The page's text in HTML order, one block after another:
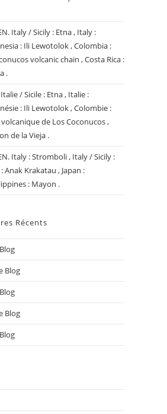
Italy / Sicily : Etna , Italy :
: Ili Lewotolok , Colombia :
volcanic chain , Costa Rica :
.
/ Sicile : Etna , Italie :
: Ili Lewotolok , Colombie :
de Los Coconucos ,
de la Vieja .
Italy : Stromboli , Italy / Sicily :
Anak Krakatau , Japan :
: Mayon .
Récents
Blog
Blog